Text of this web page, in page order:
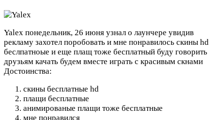
Yalex понедельник, 26 июня узнал о лаунчере увидив
рекламу захотел поробовать и мне понравилось скины hd
беслпатноые и еще плащ тоже бесплатный буду говорить
друзьям качать будем вместе играть с красивым скнами
Достоинства:
скины бесплатные hd
плащи бесплатные
анимированые плащи тоже бесплатные
мне понравился